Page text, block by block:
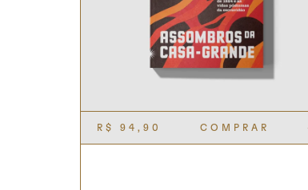
R$ 94,90 COMPRAR